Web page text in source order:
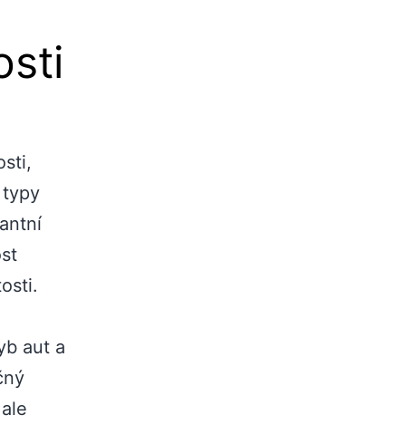
aut a